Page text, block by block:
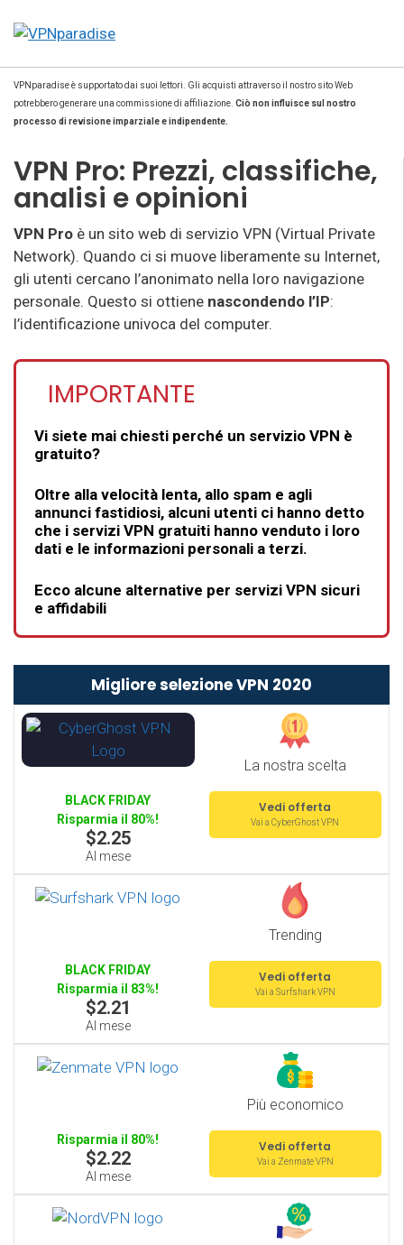
VPNparadise è supportato dai suoi lettori. Gli acquisti attraverso il nostro sito Web
potrebbero generare una commissione di affiliazione. Ciò non influisce sul nostro
processo di revisione imparziale e indipendente.
VPN Pro: Prezzi, classifiche,
analisi e opinioni
VPN Pro è un sito web di servizio VPN (Virtual Private
Network). Quando ci si muove liberamente su Internet,
gli utenti cercano l’anonimato nella loro navigazione
personale. Questo si ottiene nascondendo l’IP:
l’identificazione univoca del computer.
IMPORTANTE
Vi siete mai chiesti perché un servizio VPN è
gratuito?
Oltre alla velocità lenta, allo spam e agli
annunci fastidiosi, alcuni utenti ci hanno detto
che i servizi VPN gratuiti hanno venduto i loro
dati e le informazioni personali a terzi.
Ecco alcune alternative per servizi VPN sicuri
e affidabili
Migliore selezione VPN 2020
La nostra scelta
BLACK FRIDAY
Risparmia il 80%!
$2.25
Al mese
Vedi offerta
Vai a CyberGhost VPN
Trending
BLACK FRIDAY
Risparmia il 83%!
$2.21
Al mese
Vedi offerta
Vai a Surfshark VPN
Più economico
Risparmia il 80%!
$2.22
Al mese
Vedi offerta
Vai a Zenmate VPN